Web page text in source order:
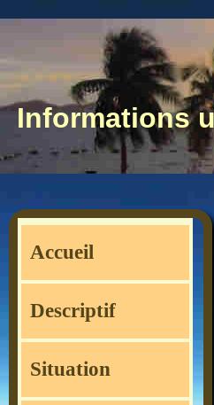
Informations
Accueil
Descriptif
Situation